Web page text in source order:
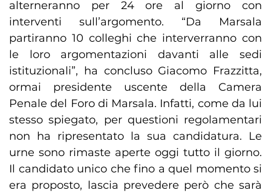
alterneranno per 24 ore al giorno con
interventi sull’argomento. “Da Marsala
partiranno 10 colleghi che interverranno con
le loro argomentazioni davanti alle sedi
istituzionali”, ha concluso Giacomo Frazzitta,
ormai presidente uscente della Camera
Penale del Foro di Marsala. Infatti, come da lui
stesso spiegato, per questioni regolamentari
non ha ripresentato la sua candidatura. Le
urne sono rimaste aperte oggi tutto il giorno.
Il candidato unico che fino a quel momento si
era proposto, lascia prevedere però che sarà